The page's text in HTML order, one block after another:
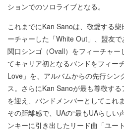
ションでのソロライブとなる。
これまでにKan Sanoは、敬愛する
ーチャーした「White Out」、盟友
関口シンゴ（Ovall）をフィーチャー
てキャリア初となるバンドをフィー
Love」を、アルバムからの先行シン
ス。さらにKan Sanoが最も尊敬す
を迎え、バンドメンバーとしてこれ
その距離感で、UAの“最もUAらしい
ンキーに引き出したリード曲「ユー